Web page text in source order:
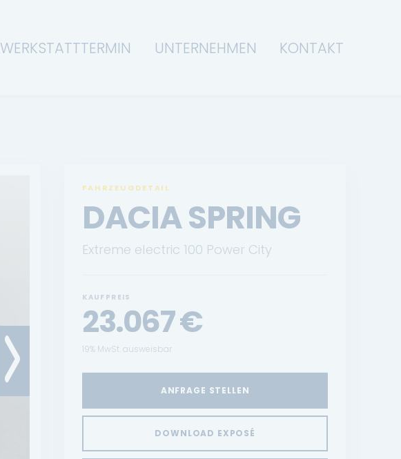
WERKSTATTTERMIN UNTERNEHMEN KONTAKT
FAHRZEUGDETAIL
DACIA SPRING
Extreme electric 100 Power City
KAUFPREIS
23.067€
19% MwSt. ausweisbar
ANFRAGE STELLEN
DOWNLOAD EXPOSÉ